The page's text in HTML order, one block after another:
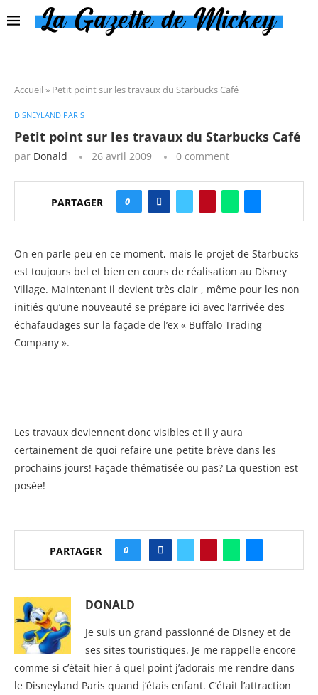
Accueil » Petit point sur les travaux du Starbucks Café
DISNEYLAND PARIS
Petit point sur les travaux du Starbucks Café
par Donald 26 avril 2009 0 comment
PARTAGER 0
On en parle peu en ce moment, mais le projet de Starbucks
est toujours bel et bien en cours de réalisation au Disney
Village. Maintenant il devient très clair , même pour les non
initiés qu’une nouveauté se prépare ici avec l’arrivée des
échafaudages sur la façade de l’ex « Buffalo Trading
Company ».
Les travaux deviennent donc visibles et il y aura
certainement de quoi refaire une petite brève dans les
prochains jours! Façade thématisée ou pas? La question est
posée!
PARTAGER 0
DONALD
Je suis un grand passionné de Disney et de
ses sites touristiques. Je me rappelle encore
comme si c’était hier à quel point j’adorais me rendre dans
le Disneyland Paris quand j’étais enfant. C’était l’attraction